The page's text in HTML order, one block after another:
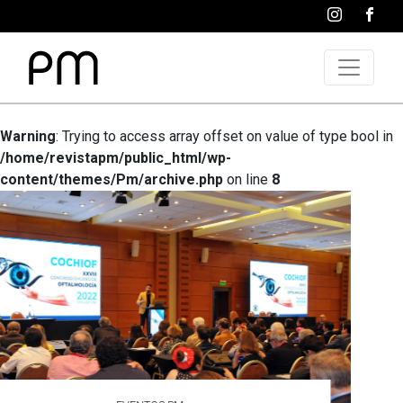
Warning: Trying to access array offset on value of type bool in
/home/revistapm/public_html/wp-
content/themes/Pm/archive.php on line 8